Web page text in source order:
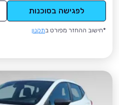
לפגישה בסוכנות
*חישוב ההחזר מפורט בתקנון